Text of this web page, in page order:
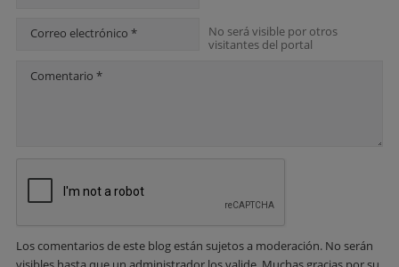
Correo electrónico *
No será visible por otros
visitantes del portal
Comentario *
Los comentarios de este blog están sujetos a moderación. No serán